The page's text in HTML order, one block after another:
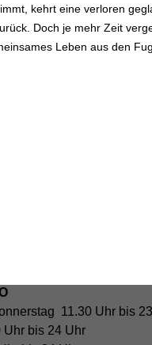
11.30 Uhr bis
Uhr bis 24 Uhr
kehrt eine verloren
Doch je mehr Zeit
Leben aus den